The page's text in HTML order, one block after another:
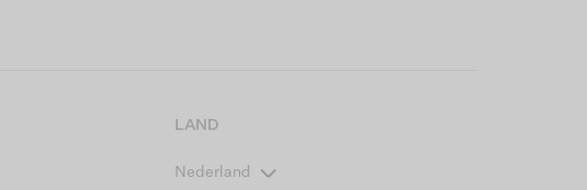
LAND
Nederland